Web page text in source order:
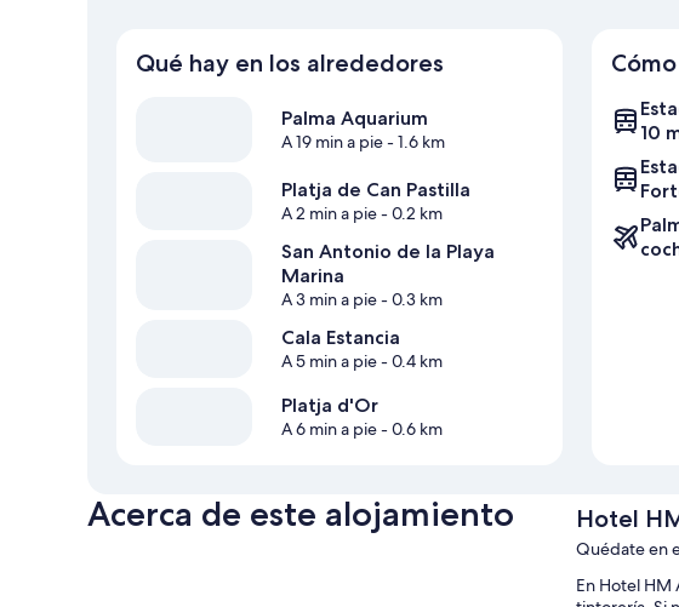
Qué hay en los alrededores
Palma Aquarium
A 19 min a pie- 1.6 km
Platja de Can Pastilla
A 2 min a pie- 0.2 km
San Antonio de la Playa
Marina
A 3 min a pie- 0.3 km
Cala Estancia
A 5 min a pie- 0.4 km
Platja d'Or
A 6 min a pie- 0.6 km
10
Acerca de este alojamiento Hotel
Quédate en
En Hotel HM